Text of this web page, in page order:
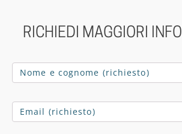
RICHIEDI MAGGIORI